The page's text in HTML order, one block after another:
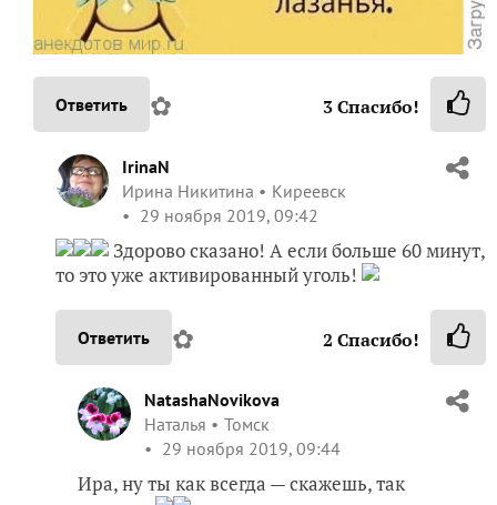
IrinaN
Ирина Никитина
Киреевск
29 ноября 2019, 09:42
Здорово сказано! А если больше 60 минут,
то это уже активированный уголь!
Ответить ✿ 2Спасибо!
NatashaNovikova
Наталья
Томск
29 ноября 2019, 09:44
Ира, ну ты как всегда — скажешь, так
скажешь
Ответить ✿
Yana_Vl